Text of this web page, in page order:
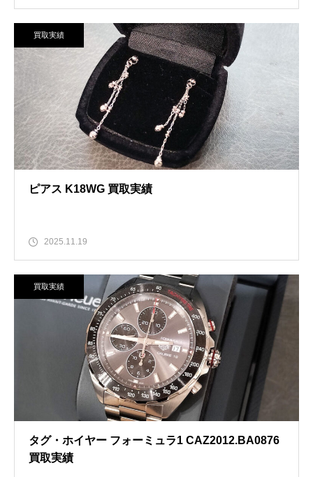
買取実績
ピアス K18WG 買取実績
2025.11.19
買取実績
タグ・ホイヤー フォーミュラ1 CAZ2012.BA0876
買取実績